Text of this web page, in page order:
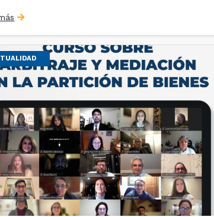
Internacional de la Facultad de Derecho de la
de Chile y […]